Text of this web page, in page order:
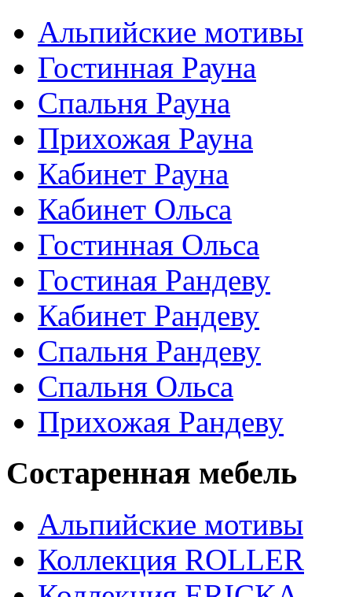
Альпийские мотивы
Гостинная Рауна
Спальня Рауна
Прихожая Рауна
Кабинет Рауна
Кабинет Ольса
Гостинная Ольса
Гостиная Рандеву
Кабинет Рандеву
Спальня Рандеву
Спальня Ольса
Прихожая Рандеву
Состаренная мебель
Альпийские мотивы
Коллекция ROLLER